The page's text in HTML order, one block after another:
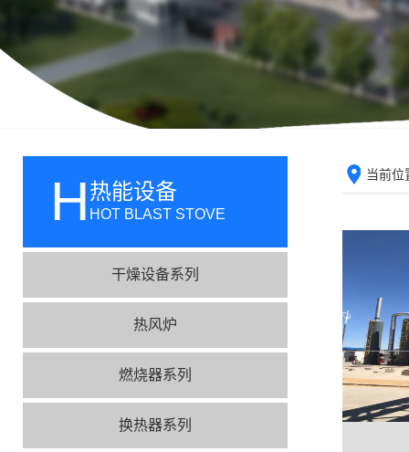
H热能设备
HOT BLAST STOVE
干燥设备系列
热风炉
燃烧器系列
换热器系列
当前位